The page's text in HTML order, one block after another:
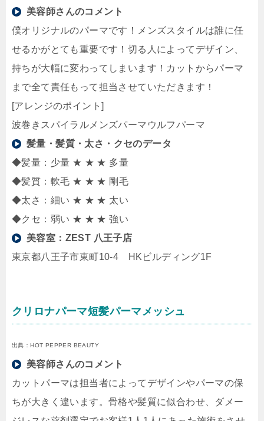
美容師さんのコメント
僕オリジナルのパーマです！メンズスタイルは誰に任
せるかがとても重要です！切る人によってデザイン、
持ちが大幅に変わってしまいます！カットからパーマ
まで全て責任もって担当させていただきます！
[アレンジのポイント]
波巻きスパイラルメンズパーマウルフパーマ
髪量・髪質・太さ・クセのデータ
◆髪量：少量 ★ ★ ★ 多量
◆髪質：軟毛 ★ ★ ★ 剛毛
◆太さ：細い ★ ★ ★ 太い
◆クセ：弱い ★ ★ ★ 強い
美容室： ZEST 八王子店
東京都八王子市東町10-4 HKビルディング1F
クリロナパーマ短髪パーマメッシュ
出典：HOT PEPPER BEAUTY
美容師さんのコメント
カットパーマは担当者によってデザインやパーマの保
ちが大きく違います。骨格や髪質に似合わせ、ダメー